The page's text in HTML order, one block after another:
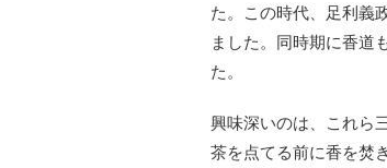
た。この時代、足利義
ました。同時期に香道
た。
興味深いのは、これら
茶を点てる前に香を焚